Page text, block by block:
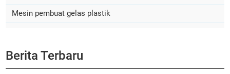
Mesin pembuat gelas plastik
Berita Terbaru